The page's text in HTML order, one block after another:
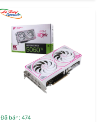
Đã bán: 474